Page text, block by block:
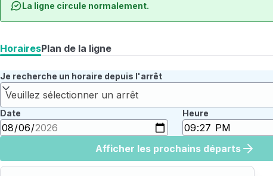
La ligne circule normalement.
HorairesPlan de la ligne
Je recherche un horaire depuis l'arrêt
Veuillez sélectionner un arrêt
Date Heure
Afficher les prochains départs